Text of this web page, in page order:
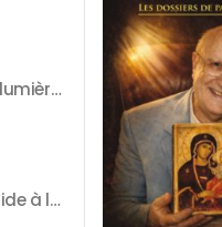
La théologie de la lumière : Entretiens inédits avec François Brune
L’Italie hantée : Guide à l’usage des chasseurs de fantômes